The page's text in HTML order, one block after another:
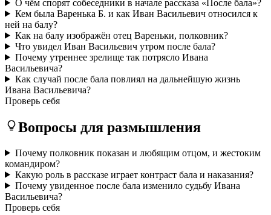
О чём спорят собеседники в начале рассказа «После бала»?
Кем была Варенька Б. и как Иван Васильевич относился к
ней на балу?
Как на балу изображён отец Вареньки, полковник?
Что увидел Иван Васильевич утром после бала?
Почему утреннее зрелище так потрясло Ивана
Васильевича?
Как случай после бала повлиял на дальнейшую жизнь
Ивана Васильевича?
Проверь себя
Вопросы для размышления
Почему полковник показан и любящим отцом, и жестоким
командиром?
Какую роль в рассказе играет контраст бала и наказания?
Почему увиденное после бала изменило судьбу Ивана
Васильевича?
Проверь себя